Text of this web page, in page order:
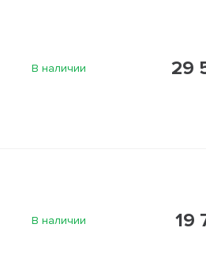
В наличии 29
В наличии 19